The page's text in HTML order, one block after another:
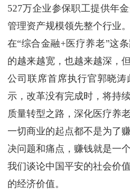
527万企业参保职工提供年
管理资产规模领先整个行业。
在“综合金融+医疗养老”这
的越来越宽，也越来越深，
公司联席首席执行官郭晓
示，改革没有完成时，将持
质量转型之路，深化医疗养老
一切商业的起点都不是为了
决问题和痛点，赚钱就是一
我们谈论中国平安的社会价
的经济价值。